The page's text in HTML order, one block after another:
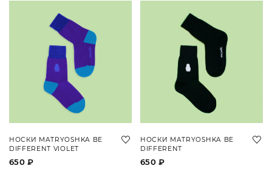
НОСКИ MATRYOSHKA BE
DIFFERENT VIOLET
650 ₽
НОСКИ MATRYOSHKA BE
DIFFERENT
650 ₽